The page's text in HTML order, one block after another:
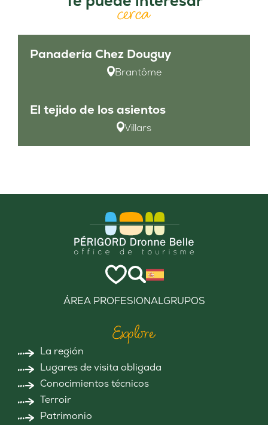
cerca
Panadería Chez Douguy
Brantôme
El tejido de los asientos
Villars
ÁREA PROFESIONALGRUPOS
Explore
La región
Lugares de visita obligada
Conocimientos técnicos
Terroir
Patrimonio